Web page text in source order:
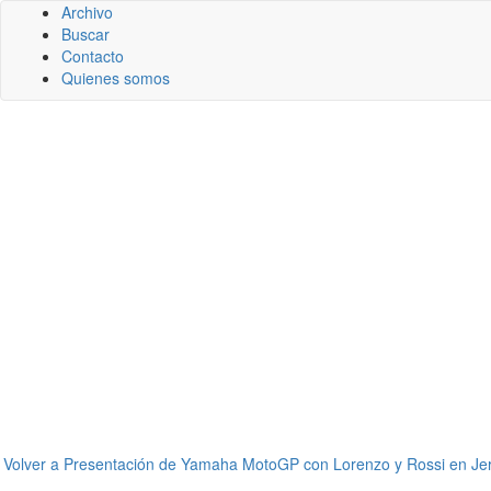
Archivo
Buscar
Contacto
Quienes somos
Volver a Presentación de Yamaha MotoGP con Lorenzo y Rossi en